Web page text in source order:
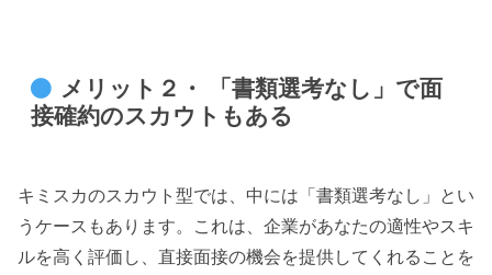
メリット２・ 「書類選考なし」で面
接確約のスカウトもある
キミスカのスカウト型では、中には「書類選考なし」とい
うケースもあります。これは、企業があなたの適性やスキ
ルを高く評価し、直接面接の機会を提供してくれることを